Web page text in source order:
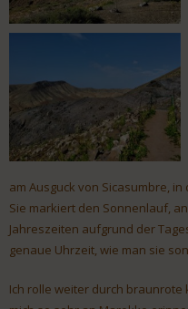
am Ausguck von Sicasumbre,
Sie markiert den Sonnenlauf,
Jahreszeiten aufgrund der
genaue Uhrzeit, wie man sie
Ich rolle weiter durch